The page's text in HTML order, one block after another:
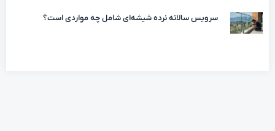
سرویس سالانه نرده شیشه‌ای شامل چه مواردی است؟